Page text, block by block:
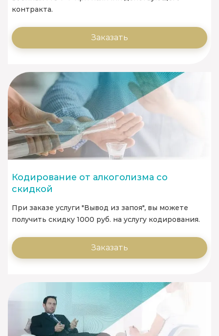
контракта.
Заказать
Кодирование от алкоголизма со
скидкой
При заказе услуги "Вывод из запоя", вы можете
получить скидку 1000 руб. на услугу кодирования.
Заказать